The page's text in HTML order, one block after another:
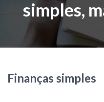
simples,
Finanças simples